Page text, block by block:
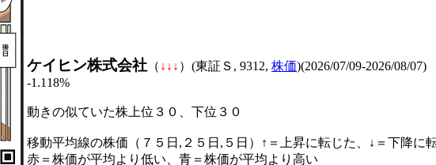
ケイヒン株式会社 （ ↓ ↓ ↓ ）(東証Ｓ, 9312, 株価)(2026/07/09-2026/08/07)
-1.118%
動きの似ていた株上位３０、下位３０
移動平均線の株価（７５日,２５日,５日）↑＝上昇に転じた、↓＝下降に
赤＝株価が平均より低い、青＝株価が平均より高い